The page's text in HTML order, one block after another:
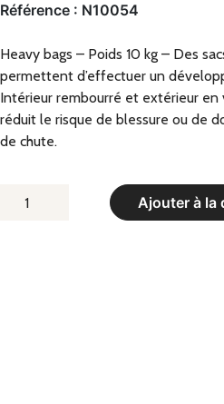
Référence : N10054
Heavy bags – Poids 10 kg – Des
permettent d’effectuer un
Intérieur rembourré et extérieur en
réduit le risque de blessure ou de
de chute.
Ajouter à la
QUANTITÉ